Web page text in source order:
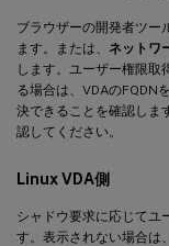
ブラウザーの開発者ツー
ます。または、 ネットワ
します。ユーザー権限取
る場合は、VDAのFQDN
決できることを確認しま
認してください。
Linux VDA側
シャドウ要求に応じてユ
す。表示されない場合